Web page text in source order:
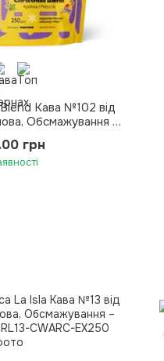
Кава №102 від
Обсмажування –
грн